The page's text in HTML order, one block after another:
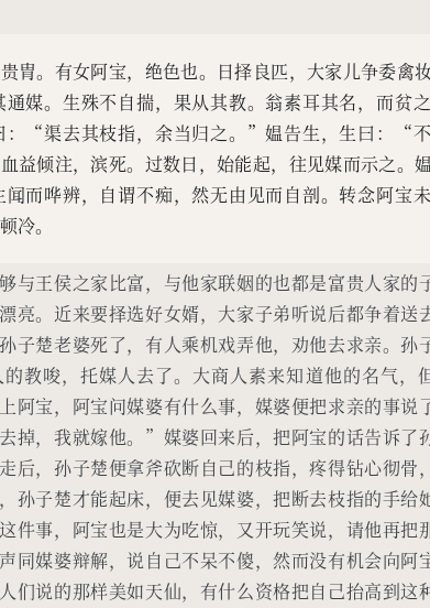
胄。有女阿宝，绝色也。日择良匹，大家儿争委禽
媒。生殊不自揣，果从其教。翁素耳其名，而贫
：“渠去其枝指，余当归之。”媪告生，生曰：“
益倾注，滨死。过数日，始能起，往见媒而示之。
而哗辨，自谓不痴，然无由见而自剖。转念阿宝
冷。
与王侯之家比富，与他家联姻的也都是富贵人家的
亮。近来要择选好女婿，大家子弟听说后都争着送
子楚老婆死了，有人乘机戏弄他，劝他去求亲。孙
教唆，托媒人去了。大商人素来知道他的名气，
阿宝，阿宝问媒婆有什么事，媒婆便把求亲的事说
掉，我就嫁他。”媒婆回来后，把阿宝的话告诉了孙
，孙子楚便拿斧砍断自己的枝指，疼得钻心彻骨
孙子楚才能起床，便去见媒婆，把断去枝指的手给
件事，阿宝也是大为吃惊，又开玩笑说，请他再把
同媒婆辩解，说自己不呆不傻，然而没有机会向阿
们说的那样美如天仙，有什么资格把自己抬高到这